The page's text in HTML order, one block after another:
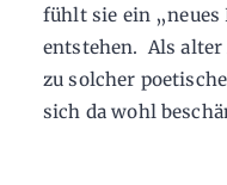
fühlt sie ein „neues
entstehen. Als
zu solcher
sich da wohl